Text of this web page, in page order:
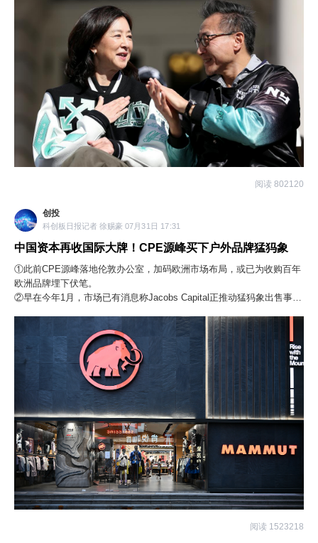
阅读 802120
创投
科创板日报记者 徐赐豪 07月31日 17:31
中国资本再收国际大牌！CPE源峰买下户外品牌猛犸象
①此前CPE源峰落地伦敦办公室，加码欧洲市场布局，或已为收购百年
欧洲品牌埋下伏笔。
②早在今年1月，市场已有消息称Jacobs Capital正推动猛犸象出售事
阅读 1523218